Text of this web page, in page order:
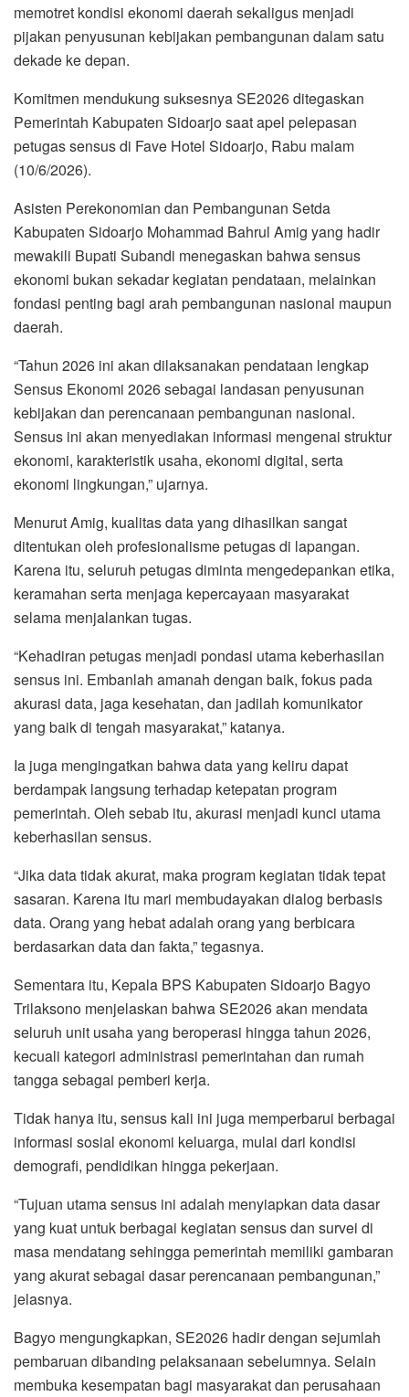
memotret kondisi ekonomi daerah sekaligus menjadi
pijakan penyusunan kebijakan pembangunan dalam satu
dekade ke depan.
Komitmen mendukung suksesnya SE2026 ditegaskan
Pemerintah Kabupaten Sidoarjo saat apel pelepasan
petugas sensus di Fave Hotel Sidoarjo, Rabu malam
(10/6/2026).
Asisten Perekonomian dan Pembangunan Setda
Kabupaten Sidoarjo Mohammad Bahrul Amig yang hadir
mewakili Bupati Subandi menegaskan bahwa sensus
ekonomi bukan sekadar kegiatan pendataan, melainkan
fondasi penting bagi arah pembangunan nasional maupun
daerah.
“Tahun 2026 ini akan dilaksanakan pendataan lengkap
Sensus Ekonomi 2026 sebagai landasan penyusunan
kebijakan dan perencanaan pembangunan nasional.
Sensus ini akan menyediakan informasi mengenai struktur
ekonomi, karakteristik usaha, ekonomi digital, serta
ekonomi lingkungan,” ujarnya.
Menurut Amig, kualitas data yang dihasilkan sangat
ditentukan oleh profesionalisme petugas di lapangan.
Karena itu, seluruh petugas diminta mengedepankan etika,
keramahan serta menjaga kepercayaan masyarakat
selama menjalankan tugas.
“Kehadiran petugas menjadi pondasi utama keberhasilan
sensus ini. Embanlah amanah dengan baik, fokus pada
akurasi data, jaga kesehatan, dan jadilah komunikator
yang baik di tengah masyarakat,” katanya.
Ia juga mengingatkan bahwa data yang keliru dapat
berdampak langsung terhadap ketepatan program
pemerintah. Oleh sebab itu, akurasi menjadi kunci utama
keberhasilan sensus.
“Jika data tidak akurat, maka program kegiatan tidak tepat
sasaran. Karena itu mari membudayakan dialog berbasis
data. Orang yang hebat adalah orang yang berbicara
berdasarkan data dan fakta,” tegasnya.
Sementara itu, Kepala BPS Kabupaten Sidoarjo Bagyo
Trilaksono menjelaskan bahwa SE2026 akan mendata
seluruh unit usaha yang beroperasi hingga tahun 2026,
kecuali kategori administrasi pemerintahan dan rumah
tangga sebagai pemberi kerja.
Tidak hanya itu, sensus kali ini juga memperbarui berbagai
informasi sosial ekonomi keluarga, mulai dari kondisi
demografi, pendidikan hingga pekerjaan.
“Tujuan utama sensus ini adalah menyiapkan data dasar
yang kuat untuk berbagai kegiatan sensus dan survei di
masa mendatang sehingga pemerintah memiliki gambaran
yang akurat sebagai dasar perencanaan pembangunan,”
jelasnya.
Bagyo mengungkapkan, SE2026 hadir dengan sejumlah
pembaruan dibanding pelaksanaan sebelumnya. Selain
membuka kesempatan bagi masyarakat dan perusahaan